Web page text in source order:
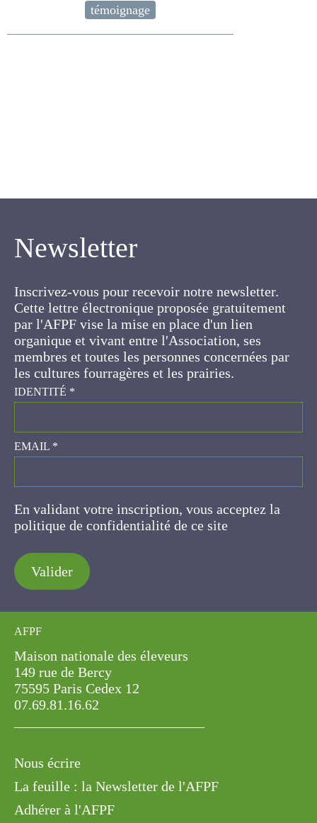
BONNEAU-WIMMER Emilie,
Newsletter
Cette lettre électronique proposée
gratuitement par l'AFPF vise la mise en place
d'un lien organique et vivant entre l'Association,
ses membres et toutes les personnes
concernées par les cultures fourragères et les
prairies.
IDENTITÉ*
EMAIL*
En validant votre inscription, vous acceptez la
politique de confidentialité de ce site
Valider
AFPF
Maison nationale des éleveurs
149 rue de Bercy
75595 Paris Cedex 12
07.69.81.16.62
Nous écrire
La feuille : la Newsletter de l'AFPF
Adhérer à l'AFPF